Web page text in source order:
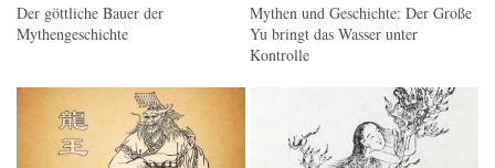
Der göttliche Bauer der
Mythengeschichte
Mythen und Geschichte: Der Große
Yu bringt das Wasser unter
Kontrolle